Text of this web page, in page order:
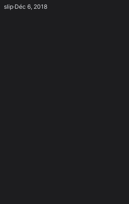
slip·Déc 6, 2018